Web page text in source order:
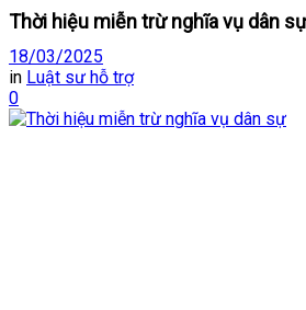
Thời hiệu miễn trừ nghĩa vụ dân sự
18/03/2025
in Luật sư hỗ trợ
0